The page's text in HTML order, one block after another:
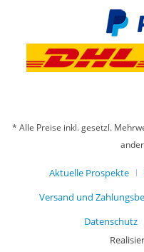
* Alle Preise inkl. gesetzl.
Aktuelle Prospekte
Versand und
Datenschutz